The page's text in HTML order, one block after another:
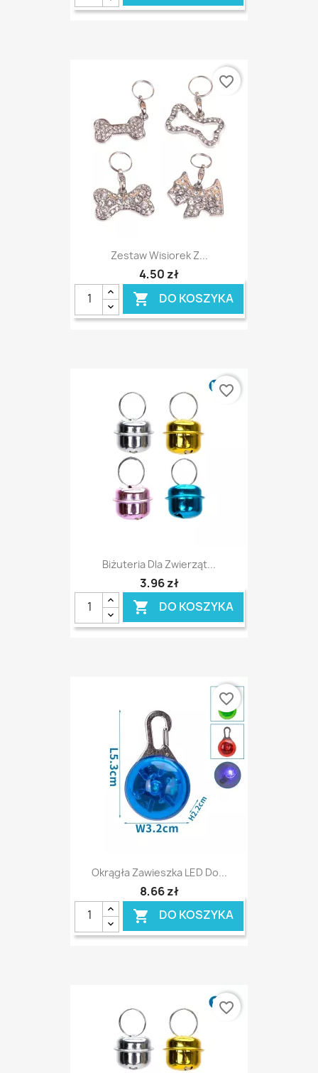
Zestaw Wisiorek Z...
4,50 zł
 DO KOSZYKA
favorite_border
Biżuteria Dla Zwierząt...
3,96 zł
 DO KOSZYKA
favorite_border
Okrągła Zawieszka LED Do...
8,66 zł
 DO KOSZYKA
favorite_border
favorite_border